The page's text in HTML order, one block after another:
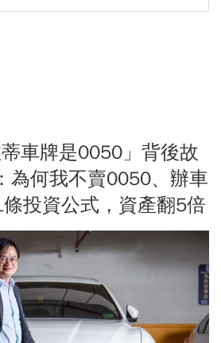
蒂車牌是0050」背後故
為何我不賣0050、辦車
投資公式，資產翻5倍